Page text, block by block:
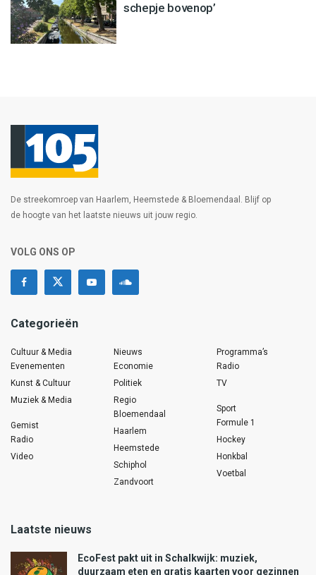
schepje bovenop’
De streekomroep van Haarlem, Heemstede & Bloemendaal. Blijf op
de hoogte van het laatste nieuws uit jouw regio.
VOLG ONS OP
Categorieën
Cultuur & Media
Evenementen
Kunst & Cultuur
Muziek & Media
Gemist
Radio
Video
Nieuws
Economie
Politiek
Regio
Bloemendaal
Haarlem
Heemstede
Schiphol
Zandvoort
Programma’s
Radio
TV
Sport
Formule 1
Hockey
Honkbal
Voetbal
Laatste nieuws
EcoFest pakt uit in Schalkwijk: muziek,
duurzaam eten en gratis kaarten voor gezinnen